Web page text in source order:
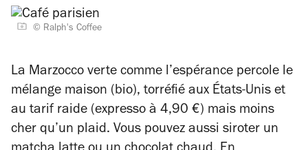
© Ralph's Coffee
La Marzocco verte comme l’espérance percole le
mélange maison (bio), torréfié aux États-Unis et
au tarif raide (expresso à 4,90 €) mais moins
cher qu’un plaid. Vous pouvez aussi siroter un